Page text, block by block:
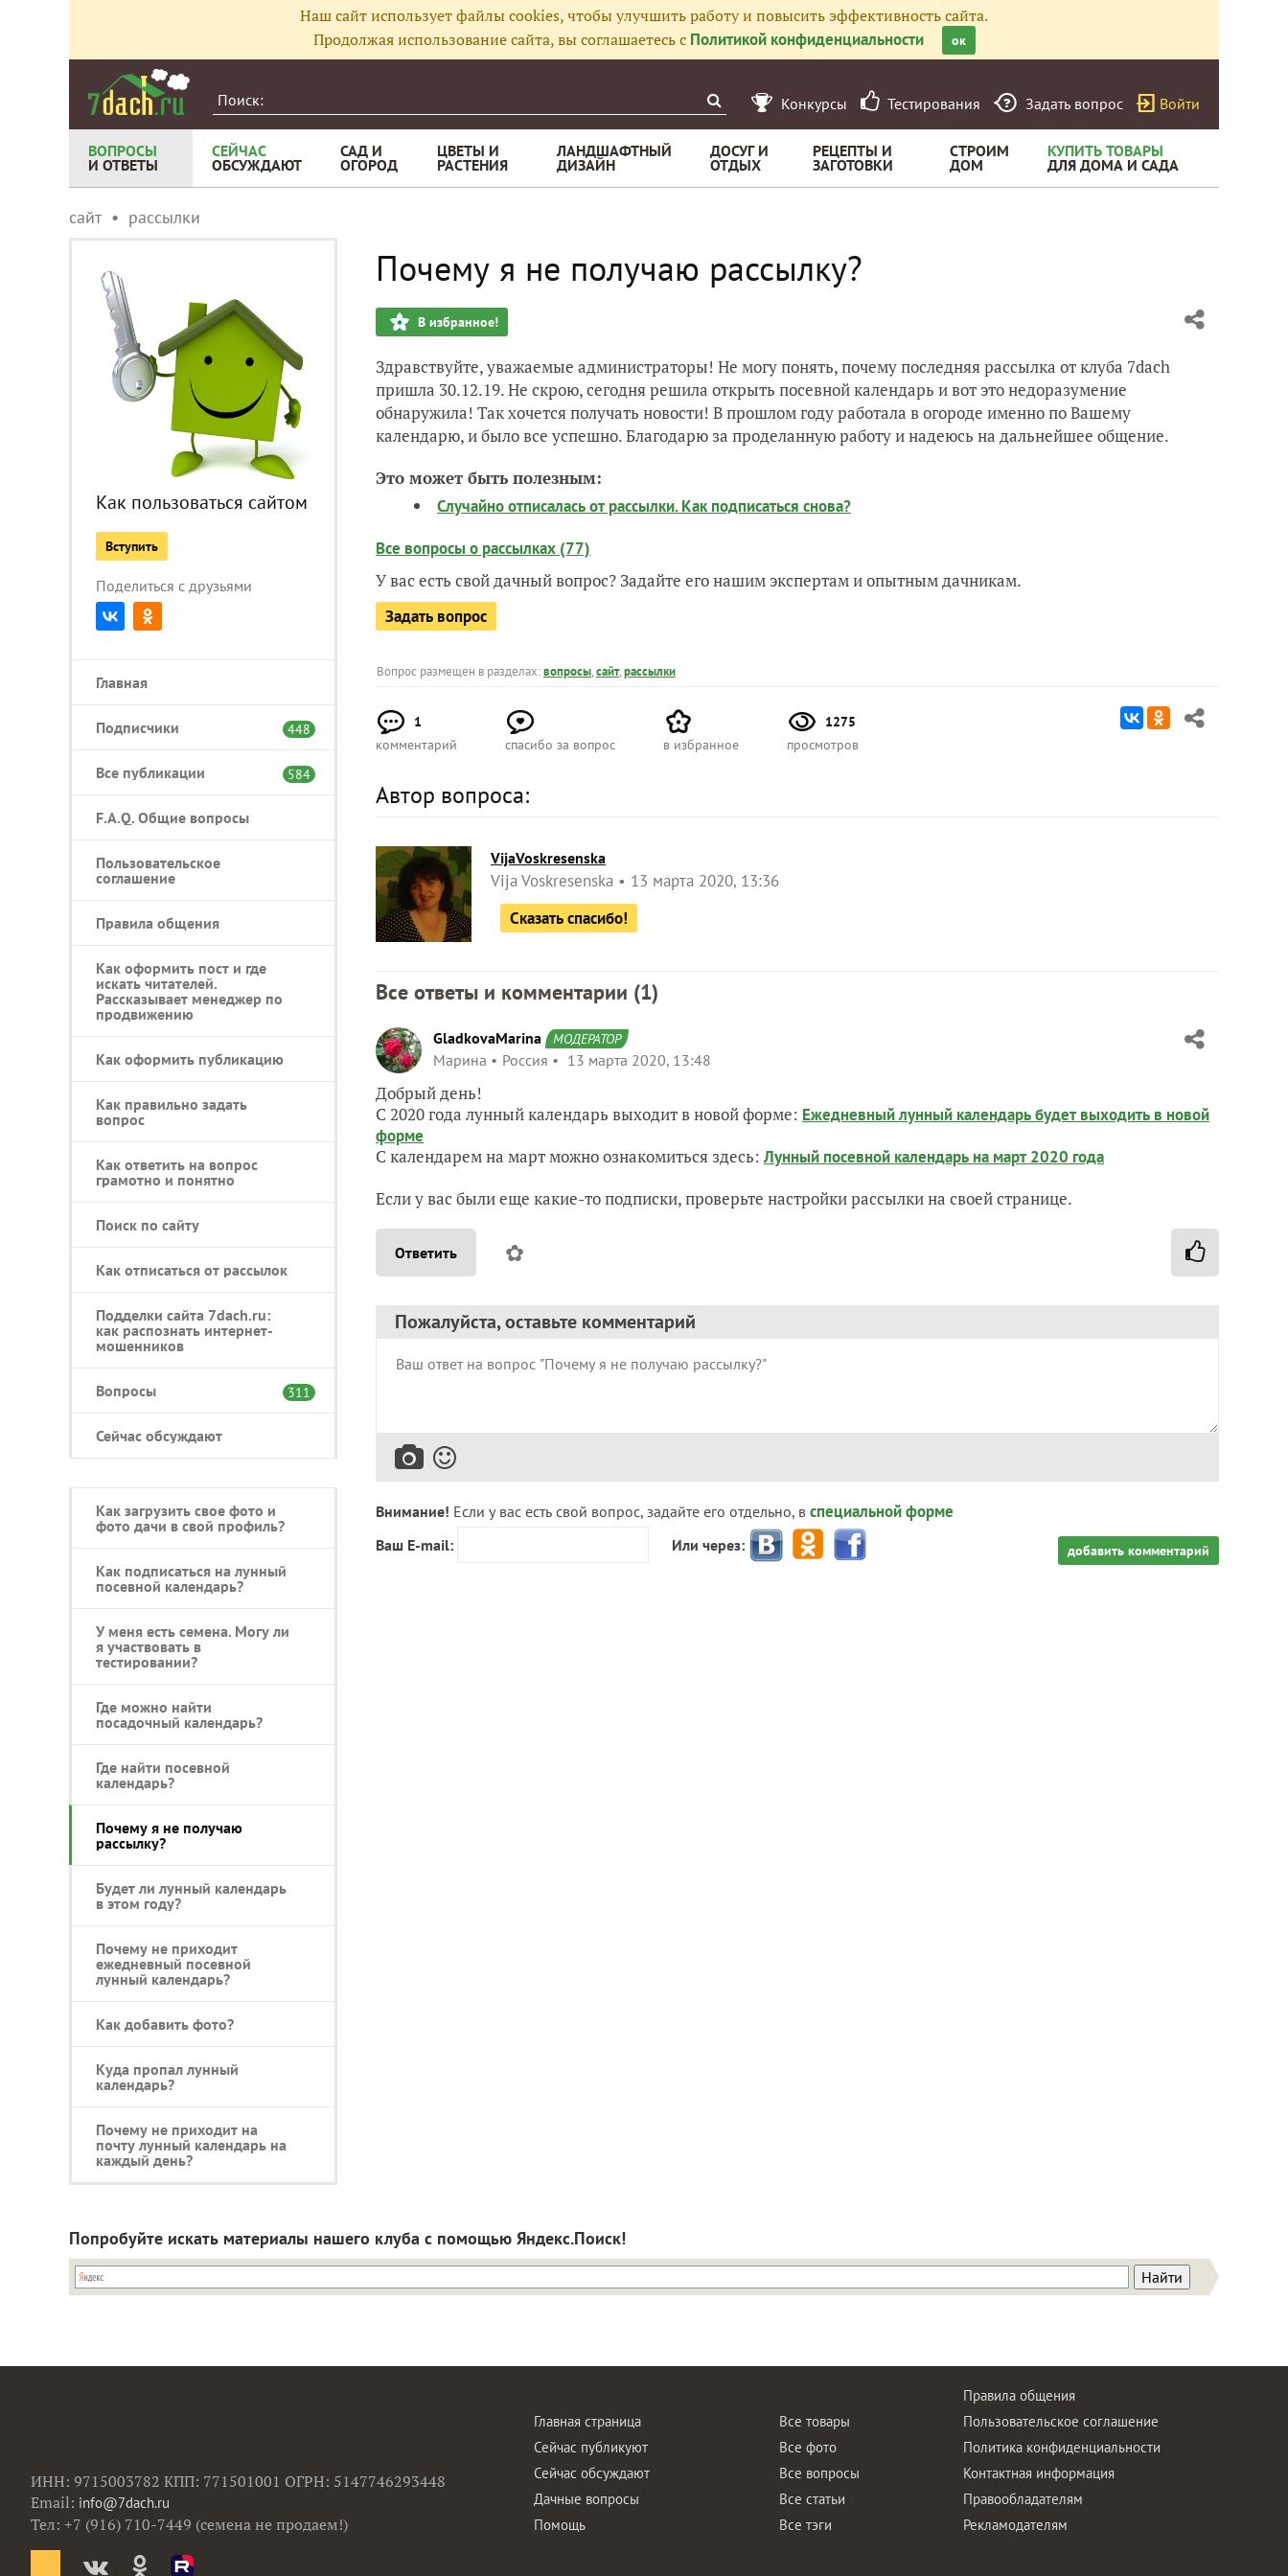
Наш сайт использует файлы cookies, чтобы улучшить работу и повысить эффективность сайта.
Продолжая использование сайта, вы соглашаетесь с Политикой конфиденциальности ок
Конкурсы Тестирования Задать вопрос Войти
ВОПРОСЫ
И ОТВЕТЫ
СЕЙЧАС
ОБСУЖДАЮТ
САД И
ОГОРОД
ЦВЕТЫ И
РАСТЕНИЯ
ЛАНДШАФТНЫЙ
ДИЗАЙН
ДОСУГ И
ОТДЫХ
РЕЦЕПТЫ И
ЗАГОТОВКИ
СТРОИМ
ДОМ
КУПИТЬ ТОВАРЫ
ДЛЯ ДОМА И САДА
сайт рассылки
Как пользоваться сайтом
Вступить
Поделиться с друзьями
Главная
Подписчики 448
Все публикации 584
F.A.Q. Общие вопросы
Пользовательское
соглашение
Правила общения
Как оформить пост и где
искать читателей.
Рассказывает менеджер по
продвижению
Как оформить публикацию
Как правильно задать
вопрос
Как ответить на вопрос
грамотно и понятно
Поиск по сайту
Как отписаться от рассылок
Подделки сайта 7dach.ru:
как распознать интернет-
мошенников
Вопросы 311
Сейчас обсуждают
Как загрузить свое фото и
фото дачи в свой профиль?
Как подписаться на лунный
посевной календарь?
У меня есть семена. Могу ли
я участвовать в
тестировании?
Где можно найти
посадочный календарь?
Где найти посевной
календарь?
Почему я не получаю
рассылку?
Будет ли лунный календарь
в этом году?
Почему не приходит
ежедневный посевной
лунный календарь?
Как добавить фото?
Куда пропал лунный
календарь?
Почему не приходит на
почту лунный календарь на
каждый день?
Почему я не получаю рассылку?
В избранное!
Здравствуйте, уважаемые администраторы! Не могу понять, почему последняя рассылка от клуба 7dach
пришла 30.12.19. Не скрою, сегодня решила открыть посевной календарь и вот это недоразумение
обнаружила! Так хочется получать новости! В прошлом году работала в огороде именно по Вашему
календарю, и было все успешно. Благодарю за проделанную работу и надеюсь на дальнейшее общение.
Это может быть полезным:
Случайно отписалась от рассылки. Как подписаться снова?
Все вопросы о рассылках (77)
У вас есть свой дачный вопрос? Задайте его нашим экспертам и опытным дачникам.
Задать вопрос
Вопрос размещен в разделах:вопросы,сайт,рассылки
1
комментарий
спасибо за вопрос в избранное
1275
просмотров
Автор вопроса:
VijaVoskresenska
Vija Voskresenska
13 марта 2020, 13:36
Сказать спасибо!
Все ответы и комментарии (1)
GladkovaMarina МОДЕРАТОР
Марина Россия 13 марта 2020, 13:48
Добрый день!
С 2020 года лунный календарь выходит в новой форме: Ежедневный лунный календарь будет выходить в новой
форме
С календарем на март можно ознакомиться здесь:Лунный посевной календарь на март 2020 года
Если у вас были еще какие-то подписки, проверьте настройки рассылки на своей странице.
Ответить ✿
Пожалуйста, оставьте комментарий
Внимание! Если у вас есть свой вопрос, задайте его отдельно, в специальной форме
Ваш E-mail: Или через: добавить комментарий
Попробуйте искать материалы нашего клуба с помощью Яндекс.Поиск!
ИНН: 9715003782 КПП: 771501001 ОГРН: 5147746293448
Email: info@7dach.ru
Тел: +7 (916) 710-7449 (семена не продаем!)
Главная страница
Сейчас публикуют
Сейчас обсуждают
Дачные вопросы
Помощь
Все товары
Все фото
Все вопросы
Все статьи
Все тэги
Правила общения
Пользовательское соглашение
Политика конфиденциальности
Контактная информация
Правообладателям
Рекламодателям